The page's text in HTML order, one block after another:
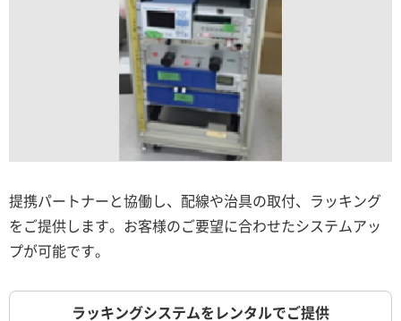
提携パートナーと協働し、配線や治具の取付、ラッキング
をご提供します。お客様のご要望に合わせたシステムアッ
プが可能です。
ラッキングシステムをレンタルでご提供